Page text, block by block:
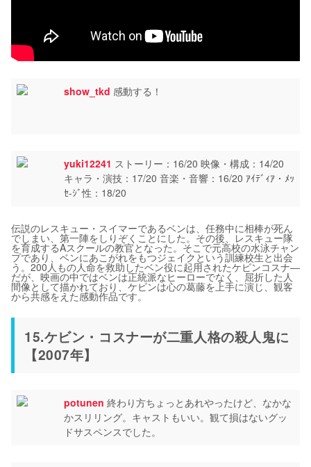
show_tkd 感動する！
yuki12241 ストーリー：16/20 映像・構成：14/20
キャラ・演技：17/20 音楽・音響：16/20 ｱｲﾃﾞｨｱ・ﾒｯ
ｾ-ｼﾞ性：18/20
伝説のレスキュー・スイマーであるベンは、任務中に相棒が死ん
でしまい、第一陣をしりぞくことにした。その後、レスキュー隊
を育成するAスクールの教官となった。そこで元高校の水泳チャン
プであり、ベンにあこがれをもつジェイクという訓練校生と出会
う。200人もの人命を救助したベン役に起用されたケビンコスナ―
だが、映画の中ではベンは正統派なヒーローでなく、屈折した人
間像として描かれており、ケビンは心の葛藤を上手に演じ、観客
から共感をえた感動作品です。
15.ケビン・コスナーが二重人格の殺人鬼に
【2007年】
potunen 終わり方ちょっとあれやったけど、なかな
かスリリング。キャストもいい。観て損はないグッ
ドサスペンスでした。